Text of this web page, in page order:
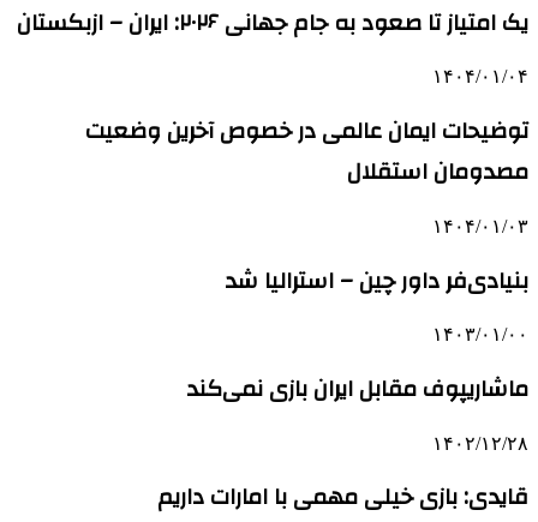
یک امتیاز تا صعود به جام جهانی ۲۰۲۶: ایران – ازبکستان
۱۴۰۴/۰۱/۰۴
توضیحات ایمان عالمی در خصوص آخرین وضعیت
مصدومان استقلال
۱۴۰۴/۰۱/۰۳
بنیادی‌فر داور چین – استرالیا شد
۱۴۰۳/۰۱/۰۰
ماشاریپوف مقابل ایران بازی نمی‌کند
۱۴۰۲/۱۲/۲۸
قایدی: بازی خیلی مهمی با امارات داریم